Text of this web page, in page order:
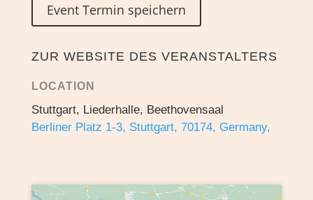
Event Termin speichern
ZUR WEBSITE DES VERANSTALTERS
LOCATION
Stuttgart, Liederhalle, Beethovensaal
Berliner Platz 1-3, Stuttgart, 70174, Germany,